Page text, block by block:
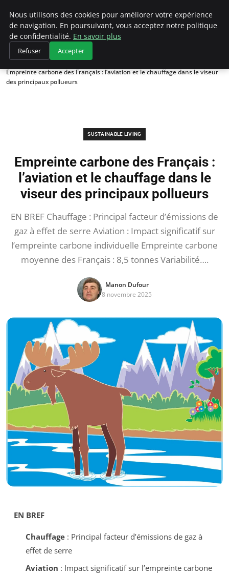
Climategatecountryclub.com
Accueil
Sustainable Living
Empreinte carbone des Français : l’aviation et le chauffage dans le viseur
des principaux pollueurs
SUSTAINABLE LIVING
Empreinte carbone des Français :
l’aviation et le chauffage dans le
viseur des principaux pollueurs
EN BREF Chauffage : Principal facteur d’émissions de
gaz à effet de serre Aviation : Impact significatif sur
l’empreinte carbone individuelle Empreinte carbone
moyenne des Français : 8,5 tonnes Variabilité….
Manon Dufour
8 novembre 2025
EN BREF
Chauffage: Principal facteur d’émissions de gaz à
effet de serre
Aviation : Impact significatif sur l’empreinte carbone
Nous utilisons des cookies pour améliorer votre expérience
de navigation. En poursuivant, vous acceptez notre politique
de confidentialité. En savoir plus
Refuser Accepter